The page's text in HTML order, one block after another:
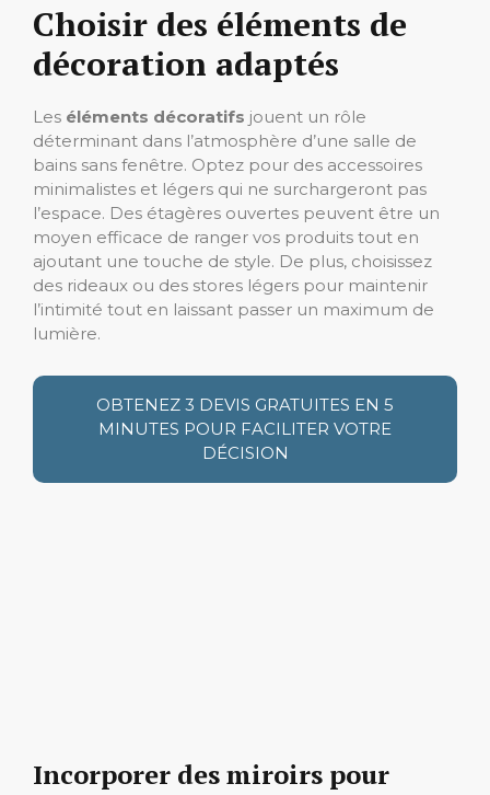
Choisir des éléments de
décoration adaptés
Les éléments décoratifs jouent un rôle
déterminant dans l’atmosphère d’une salle de
bains sans fenêtre. Optez pour des accessoires
minimalistes et légers qui ne surchargeront pas
l’espace. Des étagères ouvertes peuvent être un
moyen efficace de ranger vos produits tout en
ajoutant une touche de style. De plus, choisissez
des rideaux ou des stores légers pour maintenir
l’intimité tout en laissant passer un maximum de
lumière.
OBTENEZ 3 DEVIS GRATUITES EN 5
MINUTES POUR FACILITER VOTRE
DÉCISION
Incorporer des miroirs pour